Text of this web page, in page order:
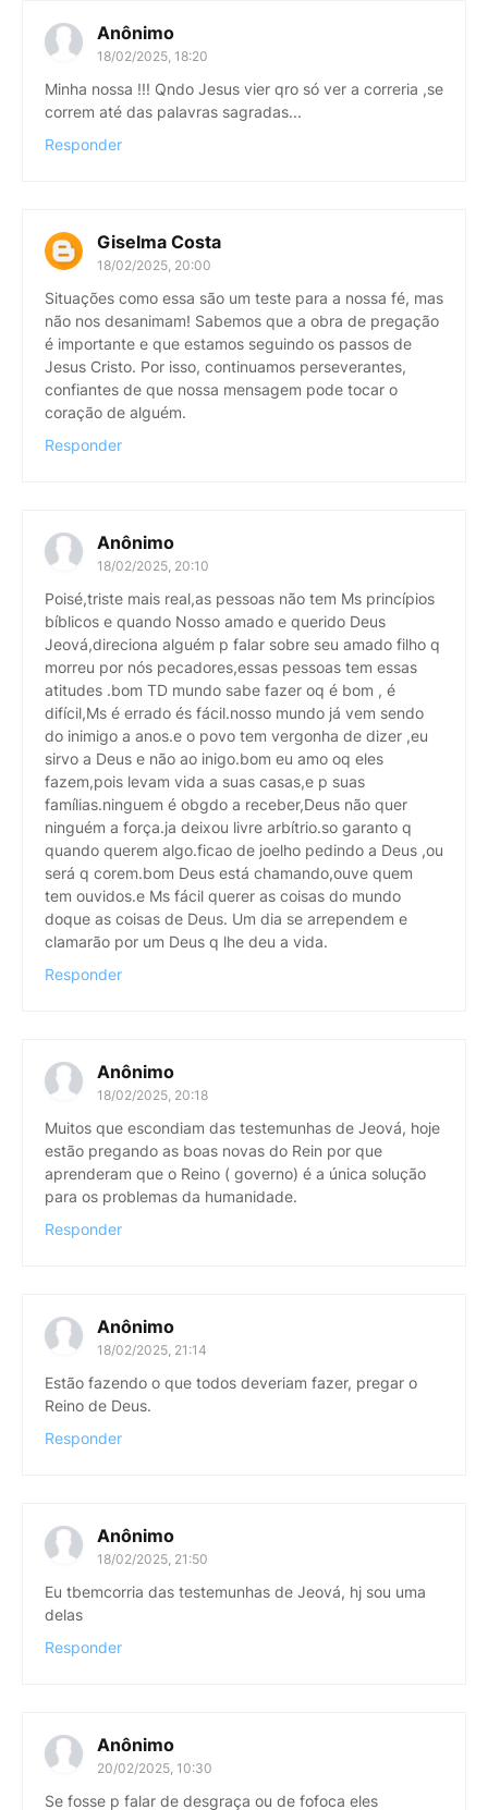
Anônimo
18/02/2025, 18:20
Minha nossa !!! Qndo Jesus vier qro só ver a correria ,se
correm até das palavras sagradas...
Responder
Giselma Costa
18/02/2025, 20:00
Situações como essa são um teste para a nossa fé, mas
não nos desanimam! Sabemos que a obra de pregação
é importante e que estamos seguindo os passos de
Jesus Cristo. Por isso, continuamos perseverantes,
confiantes de que nossa mensagem pode tocar o
coração de alguém.
Responder
Anônimo
18/02/2025, 20:10
Poisé,triste mais real,as pessoas não tem Ms princípios
bíblicos e quando Nosso amado e querido Deus
Jeová,direciona alguém p falar sobre seu amado filho q
morreu por nós pecadores,essas pessoas tem essas
atitudes .bom TD mundo sabe fazer oq é bom , é
difícil,Ms é errado és fácil.nosso mundo já vem sendo
do inimigo a anos.e o povo tem vergonha de dizer ,eu
sirvo a Deus e não ao inigo.bom eu amo oq eles
fazem,pois levam vida a suas casas,e p suas
famílias.ninguem é obgdo a receber,Deus não quer
ninguém a força.ja deixou livre arbítrio.so garanto q
quando querem algo.ficao de joelho pedindo a Deus ,ou
será q corem.bom Deus está chamando,ouve quem
tem ouvidos.e Ms fácil querer as coisas do mundo
doque as coisas de Deus. Um dia se arrependem e
clamarão por um Deus q lhe deu a vida.
Responder
Anônimo
18/02/2025, 20:18
Muitos que escondiam das testemunhas de Jeová, hoje
estão pregando as boas novas do Rein por que
aprenderam que o Reino ( governo) é a única solução
para os problemas da humanidade.
Responder
Anônimo
18/02/2025, 21:14
Estão fazendo o que todos deveriam fazer, pregar o
Reino de Deus.
Responder
Anônimo
18/02/2025, 21:50
Eu tbemcorria das testemunhas de Jeová, hj sou uma
delas
Responder
Anônimo
20/02/2025, 10:30
Se fosse p falar de desgraça ou de fofoca eles